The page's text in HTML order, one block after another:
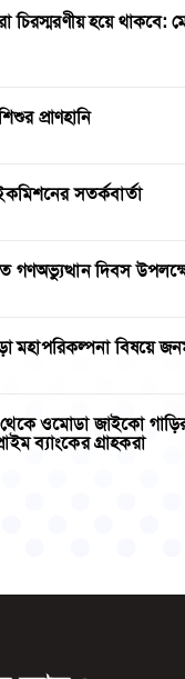
হয়ে থাকবে:
প্রাণহানি
সতর্কবার্তা
গণঅভ্যুত্থান দিবস
মহাপরিকল্পনা বিষয়ে
ওমোডা জাইকো গাড়ির
ব্যাংকের গ্রাহকরা